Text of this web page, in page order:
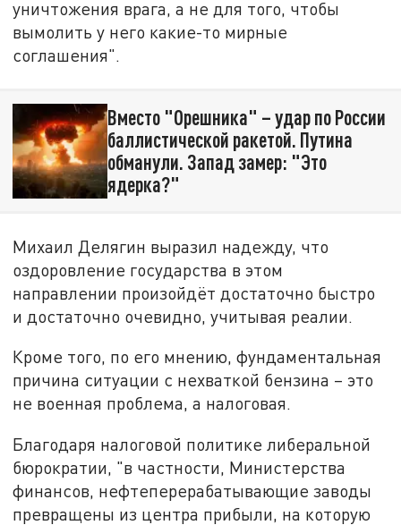
уничтожения врага, а не для того, чтобы
вымолить у него какие-то мирные
соглашения".
Вместо "Орешника" – удар по России
баллистической ракетой. Путина
обманули. Запад замер: "Это
ядерка?"
Михаил Делягин выразил надежду, что
оздоровление государства в этом
направлении произойдёт достаточно быстро
и достаточно очевидно, учитывая реалии.
Кроме того, по его мнению, фундаментальная
причина ситуации с нехваткой бензина – это
не военная проблема, а налоговая.
Благодаря налоговой политике либеральной
бюрократии, "в частности, Министерства
финансов, нефтеперерабатывающие заводы
превращены из центра прибыли, на которую